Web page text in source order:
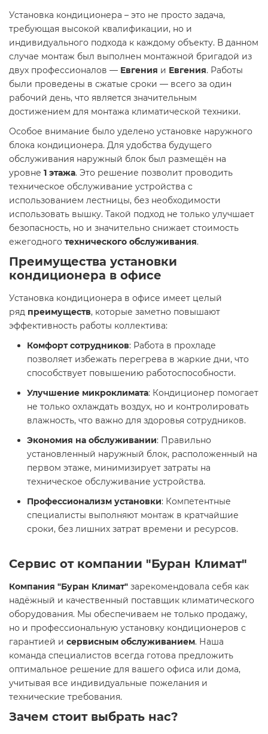
Установка кондиционера – это не просто задача,
требующая высокой квалификации, но и
индивидуального подхода к каждому объекту. В данном
случае монтаж был выполнен монтажной бригадой из
двух профессионалов — Евгения и Евгения. Работы
были проведены в сжатые сроки — всего за один
рабочий день, что является значительным
достижением для монтажа климатической техники.
Особое внимание было уделено установке наружного
блока кондиционера. Для удобства будущего
обслуживания наружный блок был размещён на
уровне 1 этажа. Это решение позволит проводить
техническое обслуживание устройства с
использованием лестницы, без необходимости
использовать вышку. Такой подход не только улучшает
безопасность, но и значительно снижает стоимость
ежегодного технического обслуживания.
Преимущества установки
кондиционера в офисе
Установка кондиционера в офисе имеет целый
ряд преимуществ, которые заметно повышают
эффективность работы коллектива:
Комфорт сотрудников: Работа в прохладе
позволяет избежать перегрева в жаркие дни, что
способствует повышению работоспособности.
Улучшение микроклимата: Кондиционер помогает
не только охлаждать воздух, но и контролировать
влажность, что важно для здоровья сотрудников.
Экономия на обслуживании: Правильно
установленный наружный блок, расположенный на
первом этаже, минимизирует затраты на
техническое обслуживание устройства.
Профессионализм установки: Компетентные
специалисты выполняют монтаж в кратчайшие
сроки, без лишних затрат времени и ресурсов.
Сервис от компании "Буран Климат"
Компания "Буран Климат" зарекомендовала себя как
надёжный и качественный поставщик климатического
оборудования. Мы обеспечиваем не только продажу,
но и профессиональную установку кондиционеров с
гарантией и сервисным обслуживанием. Наша
команда специалистов всегда готова предложить
оптимальное решение для вашего офиса или дома,
учитывая все индивидуальные пожелания и
технические требования.
Зачем стоит выбрать нас?